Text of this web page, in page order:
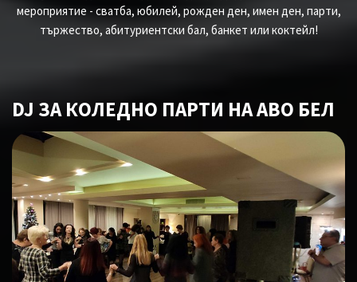
мероприятие - сватба, юбилей, рожден ден, имен ден, парти,
тържество, абитуриентски бал, банкет или коктейл!
DJ ЗА КОЛЕДНО ПАРТИ НА АВО БЕЛ